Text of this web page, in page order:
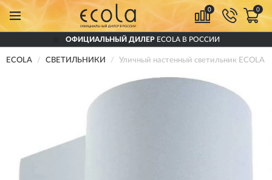
0 0
ОФИЦИАЛЬНЫЙ ДИЛЕРECOLA В РОССИИ
ECOLA СВЕТИЛЬНИКИ Уличный настенный светильник